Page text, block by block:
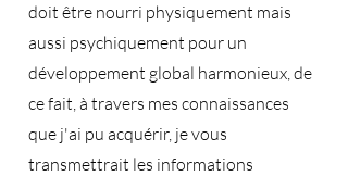
doit être nourri physiquement mais
aussi psychiquement pour un
développement global harmonieux, de
ce fait, à travers mes connaissances
que j'ai pu acquérir, je vous
transmettrait les informations